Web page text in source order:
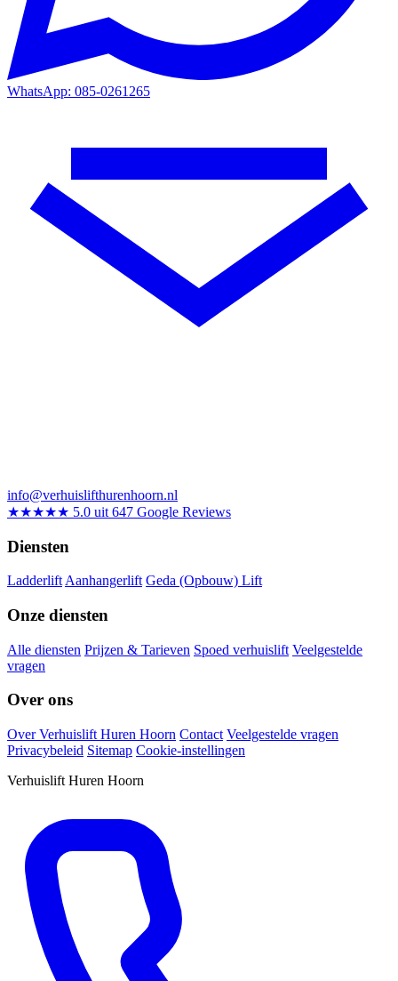
WhatsApp: 085-0261265
info@verhuislifthurenhoorn.nl
★★★★★ 5.0 uit 647 Google Reviews
Diensten
Ladderlift Aanhangerlift Geda (Opbouw) Lift
Onze diensten
Alle diensten Prijzen & Tarieven Spoed verhuislift Veelgestelde
vragen
Over ons
Over Verhuislift Huren Hoorn Contact Veelgestelde vragen
Privacybeleid Sitemap Cookie-instellingen
Verhuislift Huren Hoorn